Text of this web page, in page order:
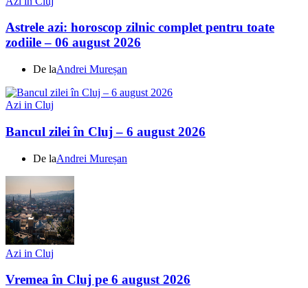
Astrele azi: horoscop zilnic complet pentru toate
zodiile – 06 august 2026
De laAndrei Mureșan
Azi in Cluj
Bancul zilei în Cluj – 6 august 2026
De laAndrei Mureșan
Azi in Cluj
Vremea în Cluj pe 6 august 2026